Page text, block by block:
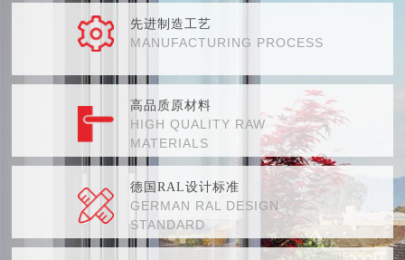
先进制造工艺
MANUFACTURING PROCESS
高品质原材料
HIGH QUALITY RAW
MATERIALS
德国RAL设计标准
GERMAN RAL DESIGN
STANDARD